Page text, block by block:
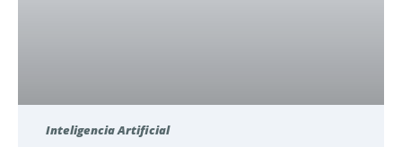
Inteligencia Artificial